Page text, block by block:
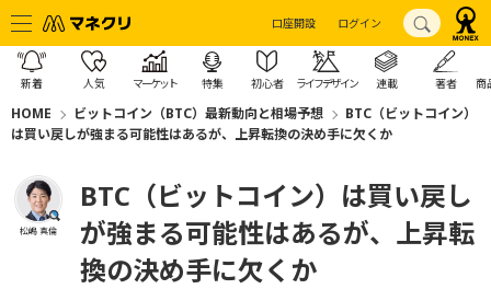
口座開設 ログイン
新着 人気 マーケット 特集 初心者 ライフデザイン 連載 著者 商
HOME ビットコイン（BTC）最新動向と相場予想
BTC（ビットコイン）
は買い戻しが強まる可能性はあるが、上昇転換の決め手に欠くか
松嶋 真倫
BTC（ビットコイン）は買い戻し
が強まる可能性はあるが、上昇転
換の決め手に欠くか